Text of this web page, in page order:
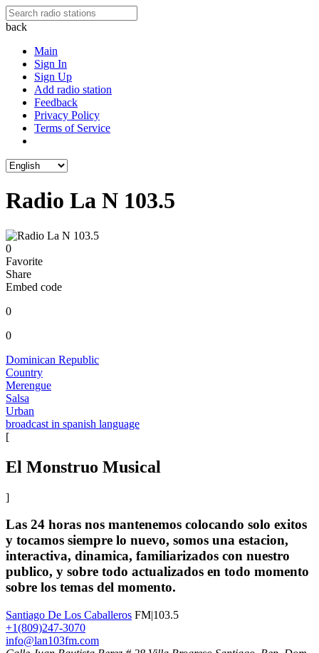
back
Main
Sign In
Sign Up
Add radio station
Feedback
Privacy Policy
Terms of Service
Radio La N 103.5
0
Favorite
Share
Embed code
0
0
Dominican Republic
Country
Merengue
Salsa
Urban
broadcast in spanish language
[
El Monstruo Musical
]
Las 24 horas nos mantenemos colocando solo exitos
y tocamos siempre lo nuevo, somos una estacion,
interactiva, dinamica, familiarizados con nuestro
publico, y sobre todo actualizados en todo momento
sobre los temas del momento.
Santiago De Los Caballeros FM|103.5
+1(809)247-3070
info@lan103fm.com